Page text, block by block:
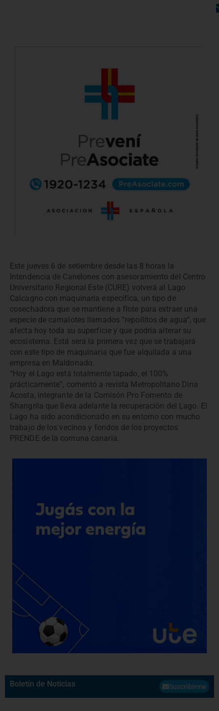
Este jueves 6 de setiembre desde las 8 horas la
Intendencia de Canelones con asesoramiento del Centro
Universitario Regional Este (CURE) volverá al Lago
Calcagno con maquinaria específica, un tipo de
cosechadora que se mantiene a flote para extraer una
especie de camalotes llamados “repollitos de agua”, que
afecta hoy toda su superficie y que podría alterar su
ecosistema. Está será la primera vez que se trabajará
con este tipo de maquinaria que fue alquilada a una
empresa en Maldonado.
“Hoy el Lago está totalmente tapado, el 100%
prácticamente”, comentó a revista Metropolitano Dina
Acosta, integrante de la Comisón Pro Fomento de
Shangrila que lleva adelante la recuperación del Lago. El
Lago ha sido acondicionado en su entorno con mucho
trabajo de los vecinos y fondos de los proyectos
PRENDE de la comuna canaria.
Boletín de Noticias Suscribirme